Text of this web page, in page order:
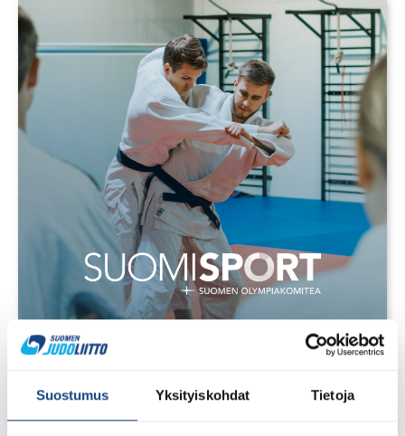
Suostumus Yksityiskohdat Tietoja
28.7.2026
Uudet lisenssit ostettavissa